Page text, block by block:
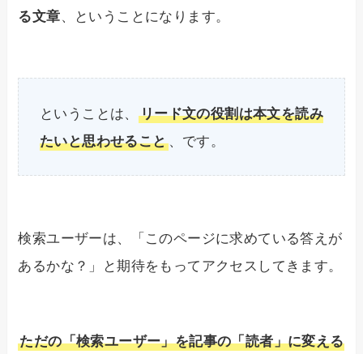
る文章、ということになります。
ということは、 リード文の役割は本文を読み
たいと思わせること、です。
検索ユーザーは、「このページに求めている答えが
あるかな？」と期待をもってアクセスしてきます。
ただの「検索ユーザー」を記事の「読者」に変える